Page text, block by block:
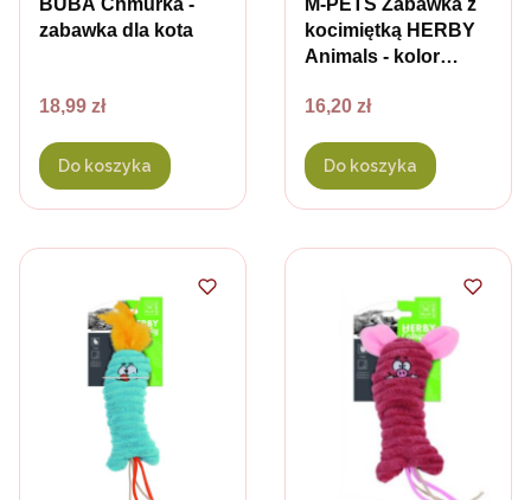
zabawka dla kota
Cena
18,99 zł
Do koszyka
kocimiętką HERBY
Animals - kolor
Cena
16,20 zł
Do koszyka